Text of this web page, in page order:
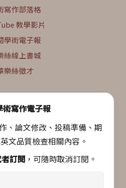
寫作部落格
教學影片
學術電子報
絲線上書城
樂絲徵才
術寫作電子報
、論文修改、投稿準備、期
文品質檢查相關內容。
訂閱 ，可隨時取消訂閱。